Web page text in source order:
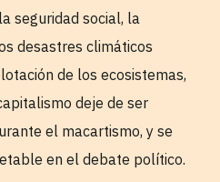
seguridad social, la
desastres climáticos
de los ecosistemas,
deje de ser
el macartismo, y se
en el debate político.